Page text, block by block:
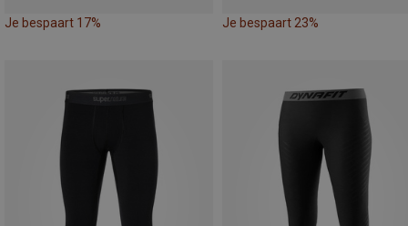
Je bespaart 17% Je bespaart 23%